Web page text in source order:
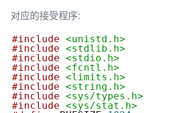
对应的接受程序:
#include <unistd.h>
#include <stdlib.h>
#include <stdio.h>
#include <fcntl.h>
#include <limits.h>
#include <string.h>
#include <sys/types.h>
#include <sys/stat.h>